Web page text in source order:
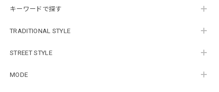
キーワードで探す
TRADITIONAL STYLE
STREET STYLE
MODE